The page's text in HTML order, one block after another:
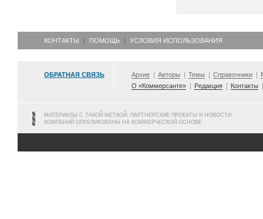
КОНТАКТЫ ПОМОЩЬ УСЛОВИЯ ИСПОЛЬЗОВАНИЯ
ОБРАТНАЯ СВЯЗЬ Архив Авторы Темы Справочники
О «Коммерсанте»
Редакция Контакты
МАТЕРИАЛЫ С ТАКОЙ МЕТКОЙ, ПАРТНЕРСКИЕ ПРОЕКТЫ И НОВОСТИ
КОМПАНИЙ ОПУБЛИКОВАНЫ НА КОММЕРЧЕСКОЙ ОСНОВЕ